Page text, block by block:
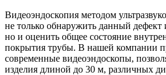
Видеоэндоскопия методом
не только обнаружить данный дефект
но и оценить общее состояние
покрытия трубы. В нашей компании
современные видеоэндоскопы,
изделия длиной до 30 м, различных